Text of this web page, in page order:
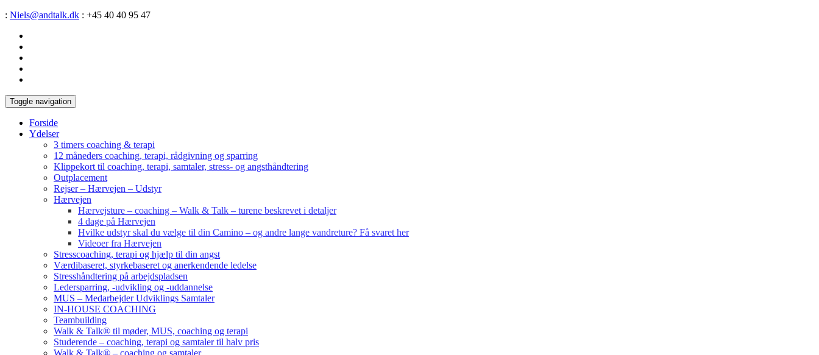
: Niels@andtalk.dk : +45 40 40 95 47
Toggle navigation
Forside
Ydelser
3 timers coaching & terapi
12 måneders coaching, terapi, rådgivning og sparring
Klippekort til coaching, terapi, samtaler, stress- og angsthåndtering
Outplacement
Rejser – Hærvejen – Udstyr
Hærvejen
Hærvejsture – coaching – Walk & Talk – turene beskrevet i detaljer
4 dage på Hærvejen
Hvilke udstyr skal du vælge til din Camino – og andre lange vandreture? Få svaret her
Videoer fra Hærvejen
Stresscoaching, terapi og hjælp til din angst
Værdibaseret, styrkebaseret og anerkendende ledelse
Stresshåndtering på arbejdspladsen
Ledersparring, -udvikling og -uddannelse
MUS – Medarbejder Udviklings Samtaler
IN-HOUSE COACHING
Teambuilding
Walk & Talk® til møder, MUS, coaching og terapi
Studerende – coaching, terapi og samtaler til halv pris
Walk & Talk® – coaching og samtaler